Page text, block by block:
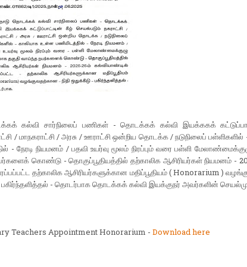
கல்வி சார்நிலைப் பணிகள் - தொடக்கக் கல்வி இயக்ககக்
/ மாநகராட்சி / அரசு / ஊராட்சி ஒன்றிய தொடக்க / நடுநிலைப் பள்ளிகளில்
- நேரடி நியமனம் / பதவி உயர்வு மூலம் நிரப்பும் வரை பள்ளி
கொண்டு - தொகுப்பூதியத்தில் தற்காலிக ஆசிரியர்கள் நியமனம் -
தற்காலிக ஆசிரியர்களுக்கான மதிப்பூதியம் ( Honorarium )
- பகிர்ந்தளித்தல் - தொடர்பாக தொடக்கக் கல்வி இயக்குநர் அவர்களின்
Teachers Appointment Honorarium - Download here